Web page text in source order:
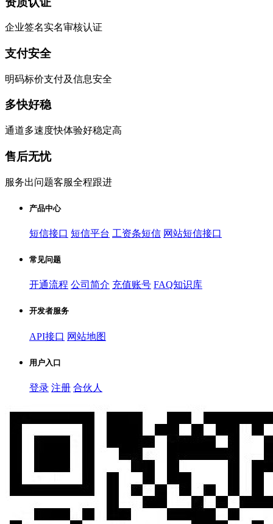
企业签名实名审核认证
支付安全
明码标价支付及信息安全
多快好稳
通道多速度快体验好稳定高
售后无忧
服务出问题客服全程跟进
产品中心
短信接口 短信平台 工资条短信 网站短信接口
常见问题
开通流程 公司简介 充值账号 FAQ知识库
开发者服务
API接口 网站地图
用户入口
登录 注册 合伙人